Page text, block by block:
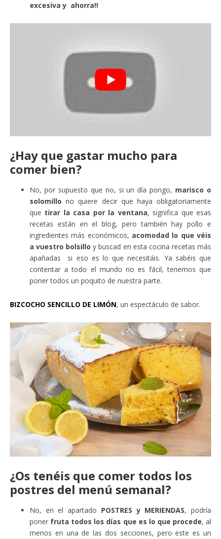
excesiva y ahorra!!
¿Hay que gastar mucho para
comer bien?
No, por supuesto que no, si un día pongo, marisco o
solomillo no quiere decir que haya obligatoriamente
que tirar la casa por la ventana, significa que esas
recetas están en el blog, pero también hay pollo e
ingredientes más económicos, acomodad lo que véis
a vuestro bolsillo y buscad en esta cocina recetas más
apañadas si eso es lo que necesitáis. Ya sabéis que
contentar a todo el mundo no es fácil, tenemos que
poner todos un poquito de nuestra parte.
BIZCOCHO SENCILLO DE LIMÓN, un espectáculo de sabor.
¿Os tenéis que comer todos los
postres del menú semanal?
No, en el apartado POSTRES y MERIENDAS, podría
poner fruta todos los días que es lo que procede, al
menos en una de las dos secciones, pero este es un